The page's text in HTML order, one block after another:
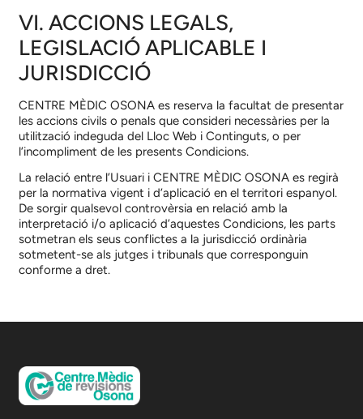
VI. ACCIONS LEGALS,
LEGISLACIÓ APLICABLE I
JURISDICCIÓ
CENTRE MÈDIC OSONA es reserva la facultat de presentar
les accions civils o penals que consideri necessàries per la
utilització indeguda del Lloc Web i Continguts, o per
l’incompliment de les presents Condicions.
La relació entre l’Usuari iCENTRE MÈDIC OSONA es regirà
per la normativa vigent i d’aplicació en el territori espanyol.
De sorgir qualsevol controvèrsia en relació amb la
interpretació i/o aplicació d’aquestes Condicions, les parts
sotmetran els seus conflictes a la jurisdicció ordinària
sotmetent-se als jutges i tribunals que corresponguin
conforme a dret.